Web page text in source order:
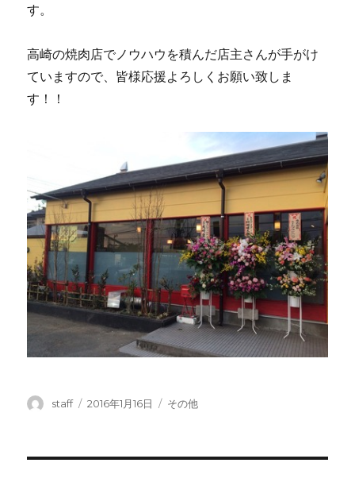
す。
高崎の焼肉店でノウハウを積んだ店主さんが手がけ
ていますので、皆様応援よろしくお願い致しま
す！！
投
staff
投
2016年1月16日
カ
その他